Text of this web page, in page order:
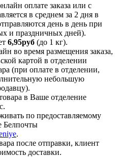
оплате заказа или с
в среднем за 2 дня в
день в день при
и праздничных дней).
6,95руб (до 1 кг).
во время размещения заказа,
картой в отделении
(при оплате в отделении,
небольшую
в Ваше отделение
по предоставляемому
Белпочты
.
после отправки, клиент
доставки.